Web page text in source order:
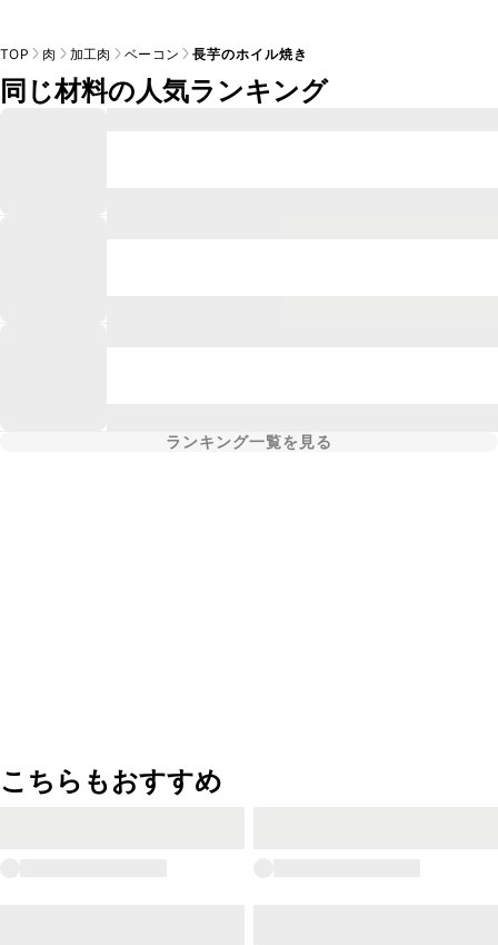
TOP 肉 加工肉 ベーコン 長芋のホイル焼き
同じ材料の人気ランキング
ランキング一覧を見る
こちらもおすすめ